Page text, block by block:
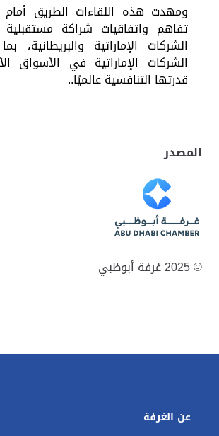
ومهدت هذه اللقاءات الطريق أمام
تفاهم واتفاقيات شراكة
الشركات الإماراتية والبريطانية،
الشركات الإماراتية في الأسواق
قدرتها التنافسية عالميًا.
.
المصدر
© 2025 غرفة أبوظبي
عن الغرفة